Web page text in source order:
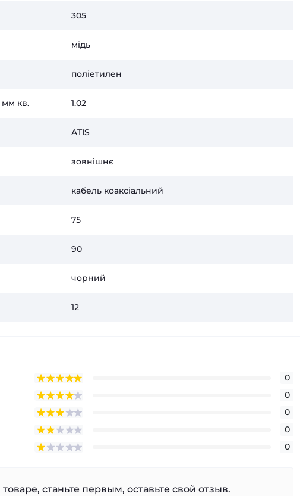
305
мідь
поліетилен
кв. 1.02
ATIS
зовнішнє
кабель коаксіальний
75
90
чорний
12
0
0
0
0
0
станьте первым, оставьте свой отзыв.